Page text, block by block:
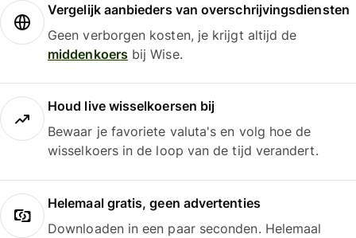
Vergelijk aanbieders van overschrijvingsdiensten
Geen verborgen kosten, je krijgt altijd de
middenkoersbij Wise.
Houd live wisselkoersen bij
Bewaar je favoriete valuta's en volg hoe de
wisselkoers in de loop van de tijd verandert.
Helemaal gratis, geen advertenties
Downloaden in een paar seconden. Helemaal